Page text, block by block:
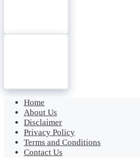
Home
About Us
Disclaimer
Privacy Policy
Terms and Conditions
Contact Us